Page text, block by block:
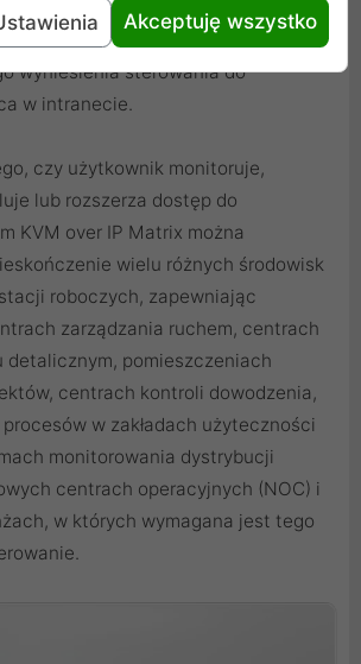
MDIX, KE6912 jest najbardziej
sposobem na uzyskanie
wyniesienia sterowania do
w intranecie.
czy użytkownik monitoruje,
lub rozszerza dostęp do
KVM over IP Matrix można
wielu różnych środowisk
roboczych, zapewniając
zarządzania ruchem, centrach
detalicznym, pomieszczeniach
centrach kontroli dowodzenia,
w zakładach użyteczności
monitorowania dystrybucji
centrach operacyjnych (NOC) i
w których wymagana jest tego
Akceptuję wszystko